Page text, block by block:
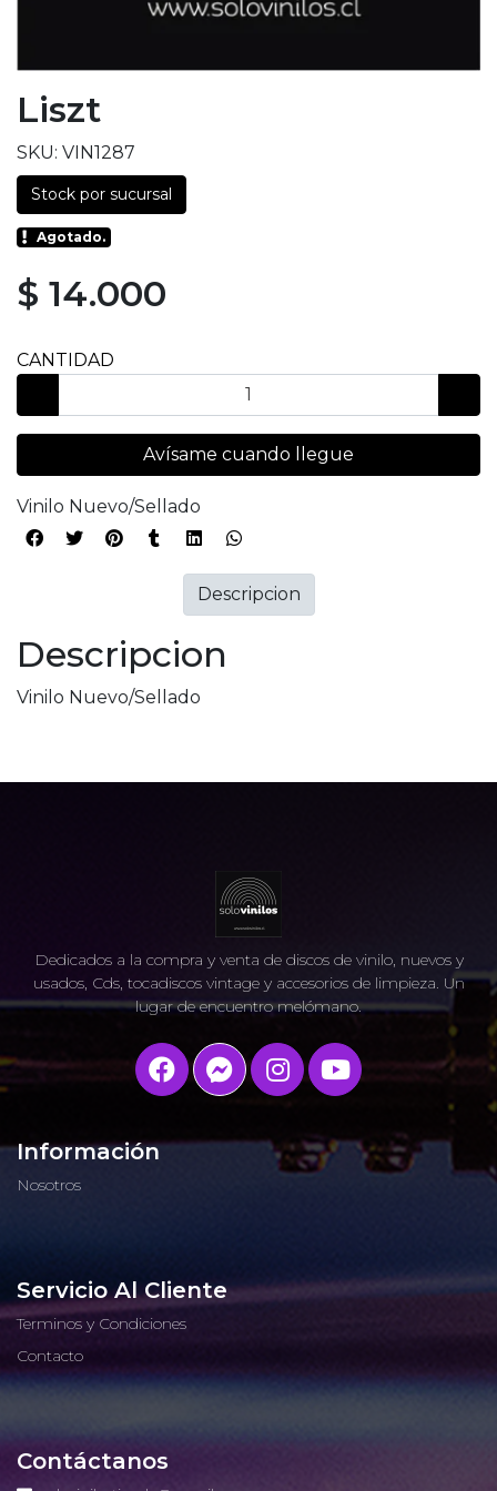
Liszt
SKU: VIN1287
Stock por sucursal
Agotado.
$ 14.000
CANTIDAD
Avísame cuando llegue
Vinilo Nuevo/Sellado
Descripcion
Vinilo Nuevo/Sellado
Descripcion
Dedicados a la compra y venta de discos de vinilo, nuevos y
usados, Cds, tocadiscos vintage y accesorios de limpieza. Un
lugar de encuentro melómano.
Información
Nosotros
Servicio Al Cliente
Terminos y Condiciones
Contacto
Contáctanos